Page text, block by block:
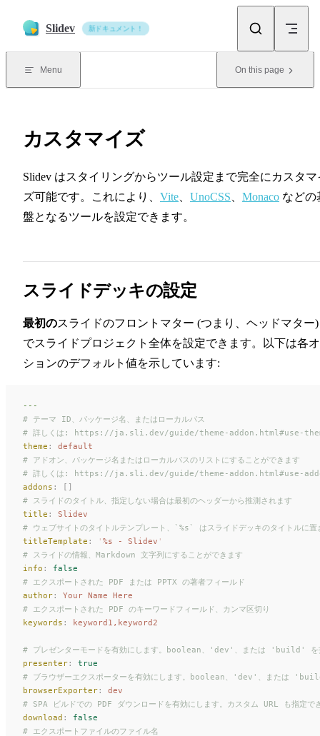
Slidev 新ドキュメント！
Menu On this page
カスタマイズ
Slidev はスタイリングからツール設定まで完全にカスタマ
ズ可能です。これにより、 Vite UnoCSS Monaco などの
盤となるツールを設定できます。
スライドデッキの設定
最初のスライドのフロントマター (つまり、ヘッドマター)
でスライドプロジェクト全体を設定できます。以下は各
ションのデフォルト値を示しています:
---
# テーマ ID、パッケージ名、またはローカルパス
# 詳しくは: https://ja.sli.dev/guide/theme-addon.html#use-
theme :
default
# アドオン、パッケージ名またはローカルパスのリストにすることができます
# 詳しくは: https://ja.sli.dev/guide/theme-addon.html#use-
addons :
[]
# スライドのタイトル、指定しない場合は最初のヘッダーから推測されます
title :
Slidev
# ウェブサイトのタイトルテンプレート、`%s` はスライドデッキのタイトルに置
titleTemplate : ' %s - Slidev '
# スライドの情報、Markdown 文字列にすることができます
info :
false
# エクスポートされた PDF または PPTX の著者フィールド
author:
Your Name Here
# エクスポートされた PDF のキーワードフィールド、カンマ区切り
keywords : keyword1,keyword2
# プレゼンターモードを有効にします。boolean、'dev'、または 'build' を
presenter:
true
# ブラウザーエクスポーターを有効にします。boolean、'dev'、または
browserExporter:
dev
# SPA ビルドでの PDF ダウンロードを有効にします。カスタム URL も指定で
download :
false
# エクスポートファイルのファイル名